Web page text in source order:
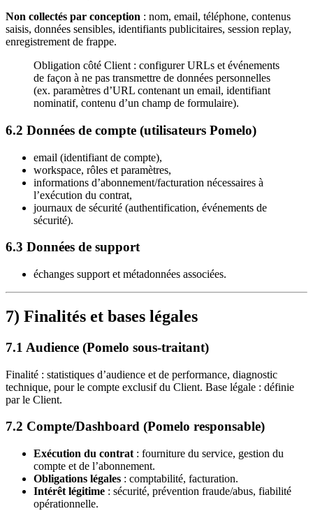
Non collectés par conception : nom, email, téléphone, contenus
saisis, données sensibles, identifiants publicitaires, session replay,
enregistrement de frappe.
Obligation côté Client : configurer URLs et événements
de façon à ne pas transmettre de données personnelles
(ex. paramètres d’URL contenant un email, identifiant
nominatif, contenu d’un champ de formulaire).
6.2 Données de compte (utilisateurs Pomelo)
email (identifiant de compte),
workspace, rôles et paramètres,
informations d’abonnement/facturation nécessaires à
l’exécution du contrat,
journaux de sécurité (authentification, événements de
sécurité).
6.3 Données de support
échanges support et métadonnées associées.
7) Finalités et bases légales
7.1 Audience (Pomelo sous-traitant)
Finalité : statistiques d’audience et de performance, diagnostic
technique, pour le compte exclusif du Client. Base légale : définie
par le Client.
7.2 Compte/Dashboard (Pomelo responsable)
Exécution du contrat : fourniture du service, gestion du
compte et de l’abonnement.
Obligations légales : comptabilité, facturation.
Intérêt légitime : sécurité, prévention fraude/abus, fiabilité
opérationnelle.